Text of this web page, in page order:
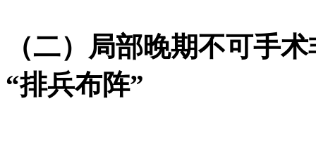
（二）局部晚期不可手
“排兵布阵”